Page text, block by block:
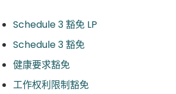
Schedule 3 豁免 LP
Schedule 3 豁免
健康要求豁免
工作权利限制豁免